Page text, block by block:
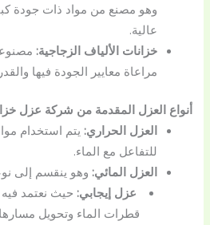
وهو مصنع من مواد ذات جودة
عالية.
خزانات الألياف الزجاجية:
مراعاة معايير الجودة فيها
أنواع العزل المقدمة من شركة عزل
العزل الحراري: يتم استخدام
للتفاعل مع الماء.
العزل المائي: وهو ينقسم إلى
عزل إيجابي: حيث نعتمد
قطرات الماء وتحويل